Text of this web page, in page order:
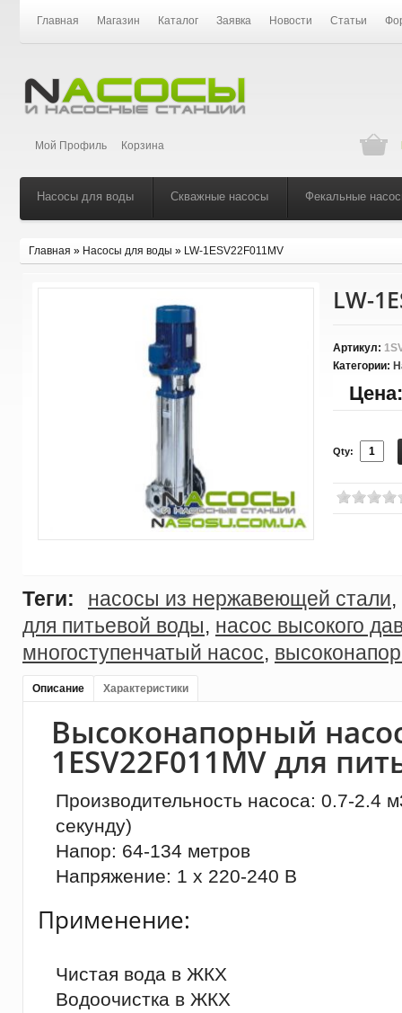
Главная Магазин Каталог Заявка Новости Статьи
Мой Профиль Корзина
Насосы для воды Скважные насосы Фекальные
Главная » Насосы для воды » LW-1ESV22F011MV
LW-
Артикул:
Категории:
Цена:
Qty:
Теги: насосы из нержавеющей стали,
для питьевой воды, насос высокого
многоступенчатый насос,
Описание Характеристики
Высоконапорный
1ESV22F011MV для
Производительность насоса: 0.7-2.4
секунду)
Напор: 64-134 метров
Напряжение: 1 x 220-240 В
Применение:
Чистая вода в ЖКХ
Водоочистка в ЖКХ